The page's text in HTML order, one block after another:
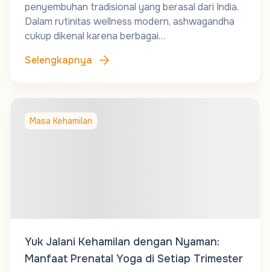
penyembuhan tradisional yang berasal dari India.
Dalam rutinitas wellness modern, ashwagandha
cukup dikenal karena berbagai…
Selengkapnya
Masa Kehamilan
Yuk Jalani Kehamilan dengan Nyaman:
Manfaat Prenatal Yoga di Setiap Trimester